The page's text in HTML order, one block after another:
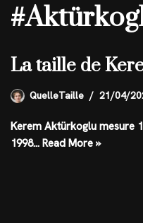
La taille de
QuelleTaille 21/04/
Kerem Aktürkoglu mesure
1998… Read More »